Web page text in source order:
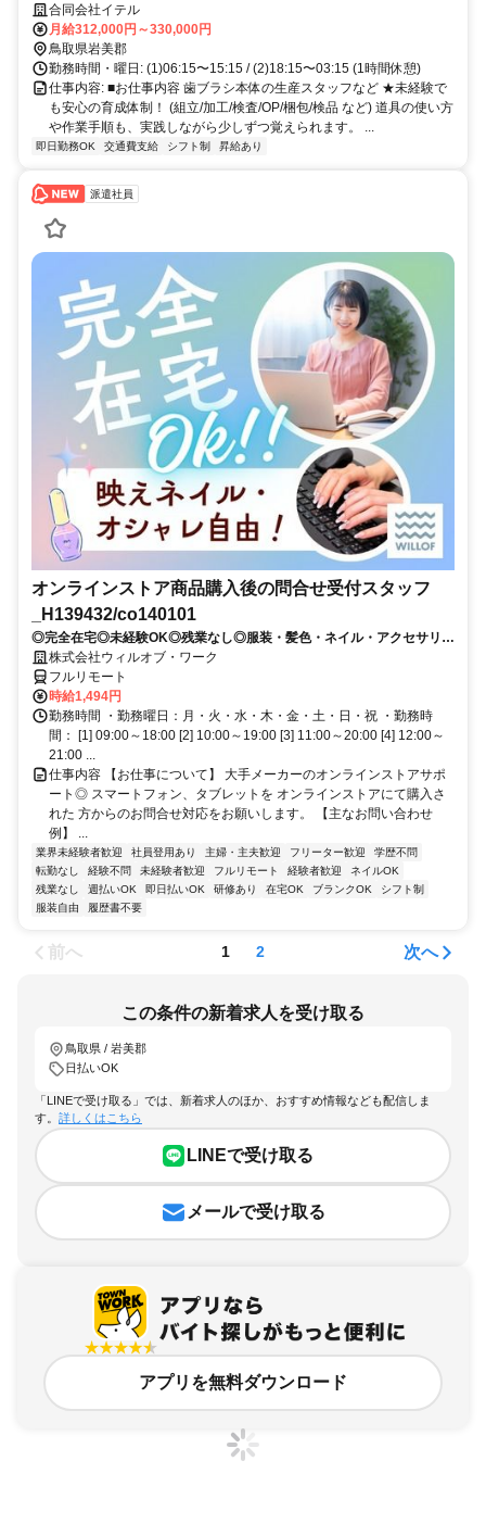
合同会社イテル
月給312,000円～330,000円
鳥取県岩美郡
勤務時間・曜日: (1)06:15〜15:15 / (2)18:15〜03:15 (1時間休憩)
仕事内容: ■お仕事内容 歯ブラシ本体の生産スタッフなど ★未経験で
も安心の育成体制！ (組立/加工/検査/OP/梱包/検品 など) 道具の使い方
や作業手順も、実践しながら少しずつ覚えられます。 ...
即日勤務OK 交通費支給 シフト制 昇給あり
派遣社員
オンラインストア商品購入後の問合せ受付スタッフ
_H139432/co140101
◎完全在宅◎未経験OK◎残業なし◎服装・髪色・ネイル・アクセサリー
自由♪株式会社ウィルオブ・ワーク
フルリモート
時給1,494円
勤務時間 ・勤務曜日：月・火・水・木・金・土・日・祝 ・勤務時
間： [1] 09:00～18:00 [2] 10:00～19:00 [3] 11:00～20:00 [4] 12:00～
21:00 ...
仕事内容 【お仕事について】 大手メーカーのオンラインストアサポ
ート◎ スマートフォン、タブレットを オンラインストアにて購入さ
れた 方からのお問合せ対応をお願いします。 【主なお問い合わせ
例】 ...
業界未経験者歓迎 社員登用あり 主婦・主夫歓迎 フリーター歓迎
学歴不問
転勤なし
経験不問 未経験者歓迎 フルリモート 経験者歓迎
ネイルOK
残業なし
週払いOK 即日払いOK 研修あり 在宅OK ブランクOK
シフト制
服装自由
履歴書不要
前へ 1 2 次へ
この条件の新着求人を受け取る
鳥取県 / 岩美郡
日払いOK
「LINEで受け取る」では、新着求人のほか、おすすめ情報なども配信しま
す。 詳しくはこちら
LINEで受け取る
メールで受け取る
アプリを無料ダウンロード